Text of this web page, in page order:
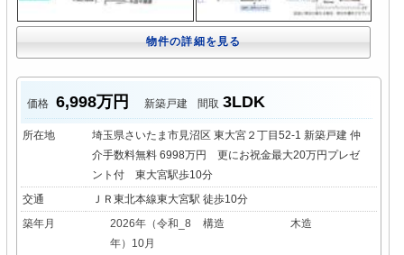
物件の詳細を見る
価格 6,998万円 新築戸建 間取 3LDK
所在地
埼玉県さいたま市見沼区 東大宮２丁目52-1 新築戸建 仲
介手数料無料 6998万円 更にお祝金最大20万円プレゼ
ント付 東大宮駅歩10分
交通
ＪＲ東北本線東大宮駅 徒歩10分
築年月
2026年（令和_8
年）10月
構造 木造